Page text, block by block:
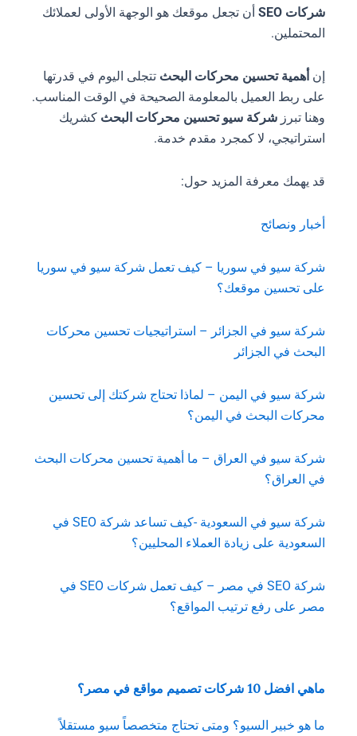
شركات SEO
أن تجعل موقعك هو الوجهة الأولى لعملائك
المحتملين.
أهمية تحسين محركات البحثتتجلى اليوم في قدرتها
على ربط العميل بالمعلومة الصحيحة في الوقت المناسب.
وهنا تبرزشركة سيو تحسين محركات البحثكشريك
استراتيجي، لا كمجرد مقدم خدمة.
قد يهمك معرفة المزيد حول:
أخبار ونصائح
شركة سيو في سوريا – كيف تعمل شركة سيو في سوريا
على تحسين موقعك؟
شركة سيو في الجزائر – استراتيجيات تحسين محركات
البحث في الجزائر
شركة سيو في اليمن – لماذا تحتاج شركتك إلى تحسين
محركات البحث في اليمن؟
شركة سيو في العراق – ما أهمية تحسين محركات البحث
في العراق؟
شركة سيو في السعودية -كيف تساعد شركة SEO في
السعودية على زيادة العملاء المحليين؟
شركة SEO في مصر – كيف تعمل شركات SEO في
مصر على رفع ترتيب المواقع؟
ماهي افضل 10 شركات تصميم مواقع في مصر؟
ما هو خبير السيو؟ ومتى تحتاج متخصصاً سيو مستقلاً